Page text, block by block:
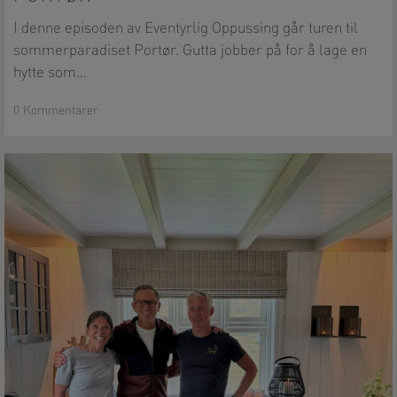
Portør
I denne episoden av Eventyrlig Oppussing går turen til
sommerparadiset Portør. Gutta jobber på for å lage en
hytte som…
0 Kommentarer